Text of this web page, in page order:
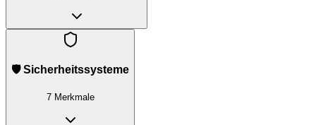
🛡️ Sicherheitssysteme
7 Merkmale